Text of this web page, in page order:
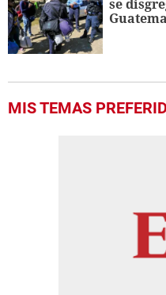
se
MIS TEMAS